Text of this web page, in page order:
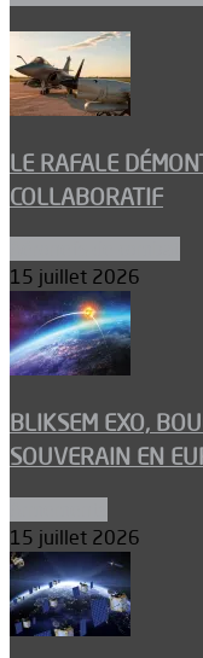
LE RAFALE
COLLABORATIF
15 juillet 2026
BLIKSEM EXO,
SOUVERAIN EN
15 juillet 2026